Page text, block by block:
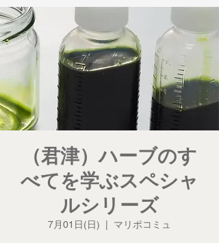
（君津）ハーブのす
べてを学ぶスペシャ
ルシリーズ
7月01日(日) マリポコミュ